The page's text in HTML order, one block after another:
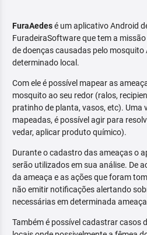
FuraAedesé um aplicativo Android
FuradeiraSoftware que tem a
de doenças causadas pelo mosquito
determinado local.
Com ele é possível mapear as
mosquito ao seu redor (ralos,
pratinho de planta, vasos, etc). Uma
mapeadas, é possível agir para
vedar, aplicar produto químico).
Durante o cadastro das ameaças o
serão utilizados em sua análise. De
da ameaça e as ações que foram
não emitir notificações alertando
necessárias em determinada
Também é possível cadastrar casos